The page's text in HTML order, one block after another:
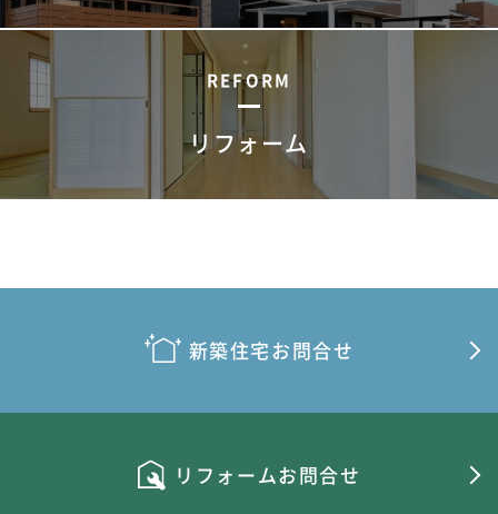
REFORM
リフォーム
新築住宅お問合せ
リフォームお問合せ